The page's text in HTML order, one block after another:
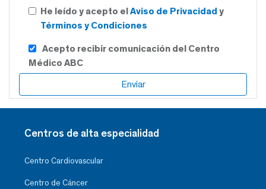
He leído y acepto elAviso de Privacidad y
Términos y Condiciones
Acepto recibir comunicación del Centro
Médico ABC
Centros de alta especialidad
Centro Cardiovascular
Centro de Cáncer